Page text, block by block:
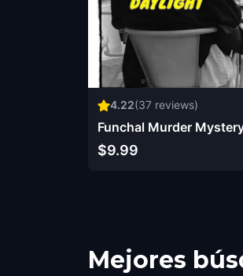
4.22(37 reviews)
Funchal Murder
$9.99
Mejores